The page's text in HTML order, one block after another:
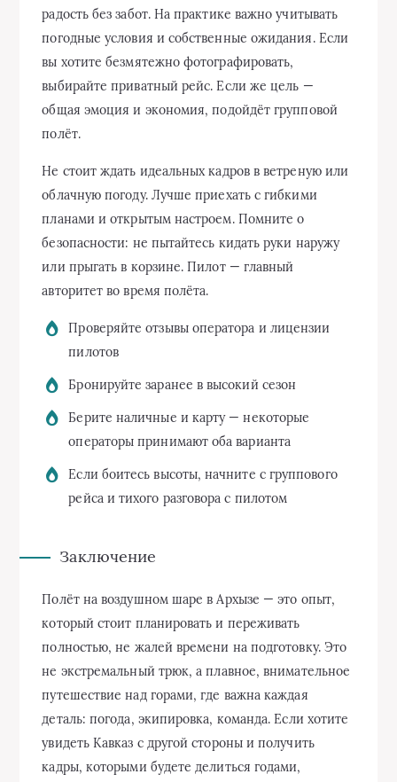
радость без забот. На практике важно учитывать
погодные условия и собственные ожидания. Если
вы хотите безмятежно фотографировать,
выбирайте приватный рейс. Если же цель —
общая эмоция и экономия, подойдёт групповой
полёт.
Не стоит ждать идеальных кадров в ветреную или
облачную погоду. Лучше приехать с гибкими
планами и открытым настроем. Помните о
безопасности: не пытайтесь кидать руки наружу
или прыгать в корзине. Пилот — главный
авторитет во время полёта.
Проверяйте отзывы оператора и лицензии
пилотов
Бронируйте заранее в высокий сезон
Берите наличные и карту — некоторые
операторы принимают оба варианта
Если боитесь высоты, начните с группового
рейса и тихого разговора с пилотом
Заключение
Полёт на воздушном шаре в Архызе — это опыт,
который стоит планировать и переживать
полностью, не жалей времени на подготовку. Это
не экстремальный трюк, а плавное, внимательное
путешествие над горами, где важна каждая
деталь: погода, экипировка, команда. Если хотите
увидеть Кавказ с другой стороны и получить
кадры, которыми будете делиться годами,